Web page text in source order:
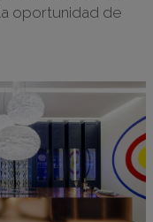
oportunidad de